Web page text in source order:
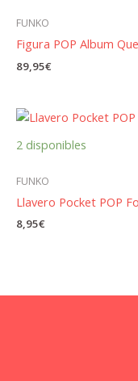
FUNKO
Figura POP Album
89,95€
2 disponibles
FUNKO
Llavero Pocket POP
8,95€